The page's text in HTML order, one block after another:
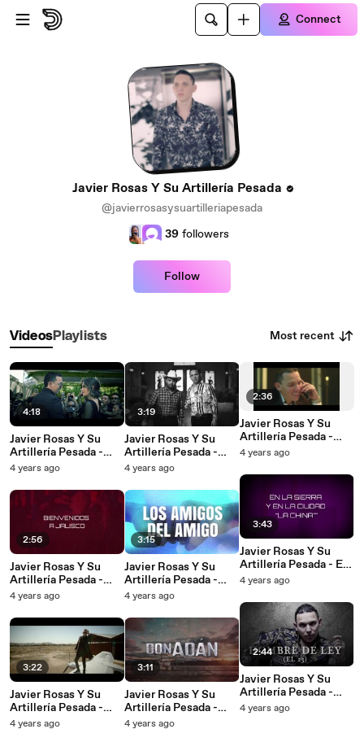
Skip to main content
Connect
Javier Rosas Y Su Artillería Pesada
@javierrosasysuartilleriapesada
39 followers
Follow
VideosPlaylists Most recent
4:18
Javier Rosas Y Su
Artillería Pesada -
Más Que Tu Fan
4 years ago
2:56
Javier Rosas Y Su
Artillería Pesada -
Bienvenidos A Jalisco
4 years ago
3:22
Javier Rosas Y Su
Artillería Pesada -
Don Adán
4 years ago
3:19
Javier Rosas Y Su
Artillería Pesada -
Gente De Aguililla
4 years ago
3:15
Javier Rosas Y Su
Artillería Pesada -
Los Amigos Del
4 years ago
3:11
Javier Rosas Y Su
Artillería Pesada -
Don Adán
4 years ago
2:36
Javier Rosas Y Su
Artillería Pesada -
Antes Que El Tiempo
4 years ago
3:43
Javier Rosas Y Su
Artillería Pesada - En
La Sierra Y En La
4 years ago
2:44
Javier Rosas Y Su
Artillería Pesada -
Hombre De Ley (El
4 years ago